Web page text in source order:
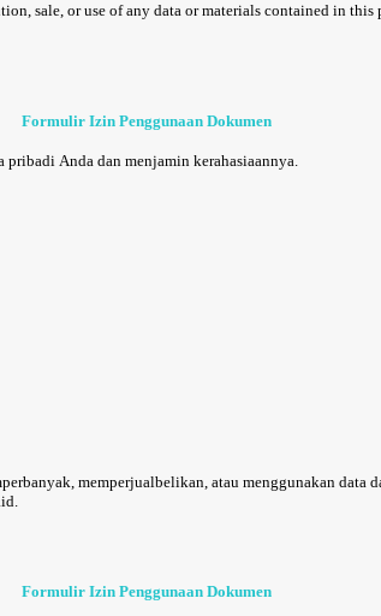
sale, or use of any data or materials contained in
Formulir Izin Penggunaan Dokumen
Anda dan menjamin kerahasiaannya.
memperjualbelikan, atau menggunakan
Formulir Izin Penggunaan Dokumen